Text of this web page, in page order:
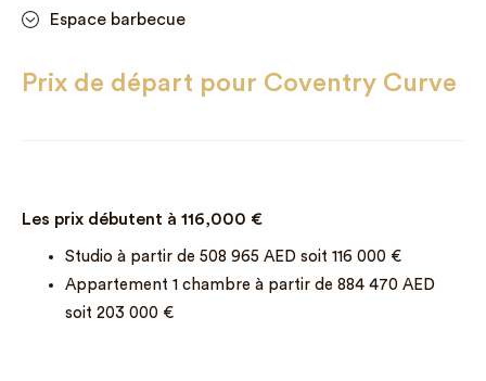
Espace barbecue
Prix de départ pour Coventry Curve
Les prix débutent à 116,000 €
Studio à partir de 508 965 AED soit 116 000 €
Appartement 1 chambre à partir de 884 470 AED
soit 203 000 €